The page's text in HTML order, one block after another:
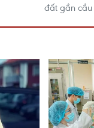
đất gần